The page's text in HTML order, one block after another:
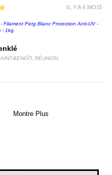
BENOÎT, RÉUNION
Filament Petg Blanc Protection Anti-UV -
- 1kg
IL Y A 6 MOIS
Montre Plus